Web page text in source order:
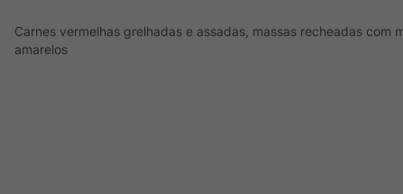
Carnes vermelhas grelhadas e assadas, massas recheadas com
amarelos